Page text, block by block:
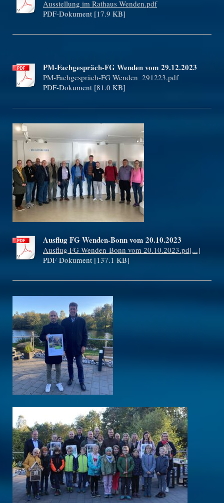
Ausstellung im Rathaus Wenden.pdf
PDF-Dokument [17.9 KB]
PM-Fachgespräch-FG Wenden vom 29.12.2023
PM-Fachgespräch-FG Wenden_291223.pdf
PDF-Dokument [81.0 KB]
Ausflug FG Wenden-Bonn vom 20.10.2023
Ausflug FG Wenden-Bonn vom 20.10.2023.pd[...]
PDF-Dokument [137.1 KB]